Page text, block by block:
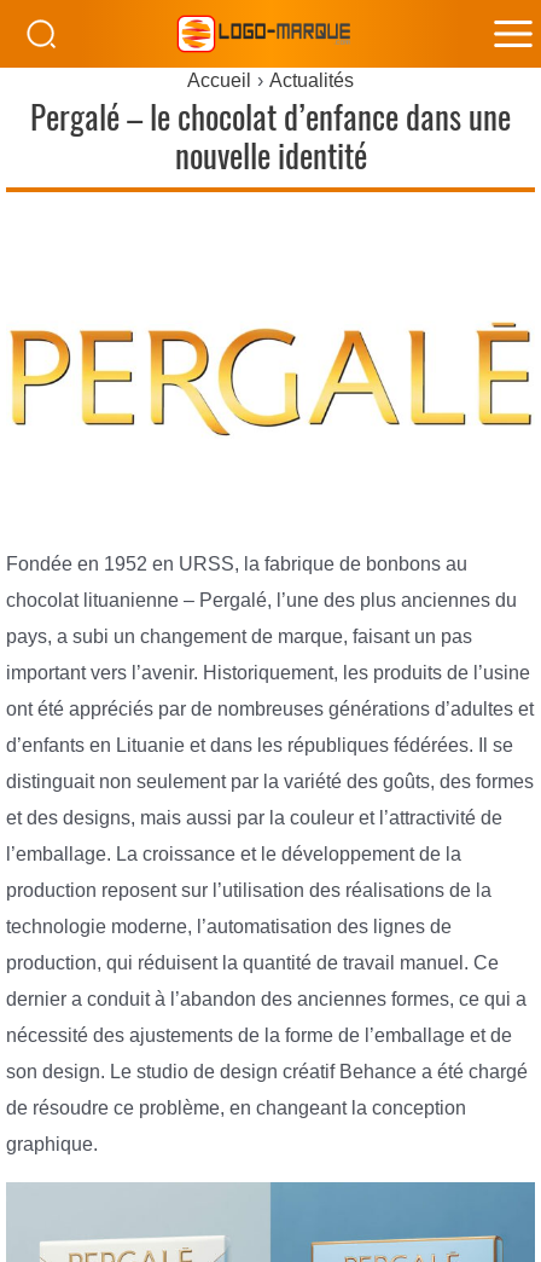
Accueil Actualités
Pergalé – le chocolat d’enfance dans une
nouvelle identité
Fondée en 1952 en URSS, la fabrique de bonbons au
chocolat lituanienne – Pergalé, l’une des plus anciennes du
pays, a subi un changement de marque, faisant un pas
important vers l’avenir. Historiquement, les produits de l’usine
ont été appréciés par de nombreuses générations d’adultes et
d’enfants en Lituanie et dans les républiques fédérées. Il se
distinguait non seulement par la variété des goûts, des formes
et des designs, mais aussi par la couleur et l’attractivité de
l’emballage. La croissance et le développement de la
production reposent sur l’utilisation des réalisations de la
technologie moderne, l’automatisation des lignes de
production, qui réduisent la quantité de travail manuel. Ce
dernier a conduit à l’abandon des anciennes formes, ce qui a
nécessité des ajustements de la forme de l’emballage et de
son design. Le studio de design créatif Behance a été chargé
de résoudre ce problème, en changeant la conception
graphique.